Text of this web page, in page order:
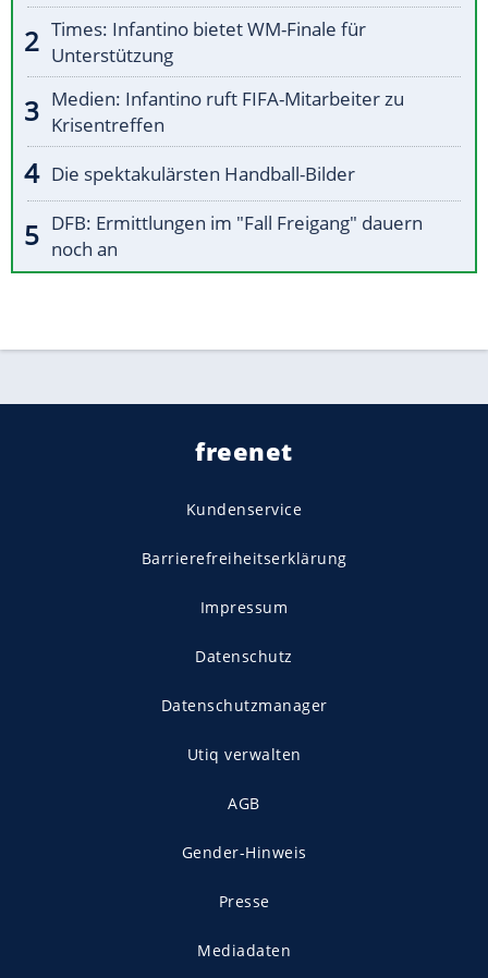
Times: Infantino bietet WM-Finale für
Unterstützung
Medien: Infantino ruft FIFA-Mitarbeiter zu
Krisentreffen
Die spektakulärsten Handball-Bilder
DFB: Ermittlungen im "Fall Freigang" dauern
noch an
freenet
Kundenservice
Barrierefreiheitserklärung
Impressum
Datenschutz
Datenschutzmanager
Utiq verwalten
AGB
Gender-Hinweis
Presse
Mediadaten